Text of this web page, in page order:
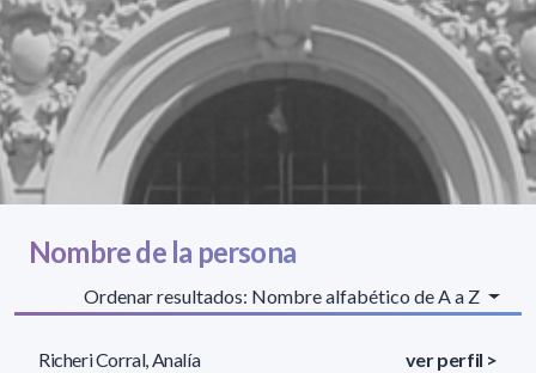
Nombre de la persona
Ordenar resultados: Nombre alfabético de A a Z
Richeri Corral, Analía ver perfil >